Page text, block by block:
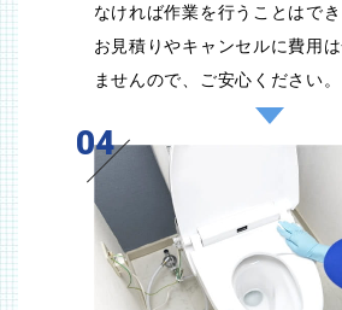
なければ作業を行うことはでき
お見積りやキャンセルに費用
ませんので、ご安心ください。
04